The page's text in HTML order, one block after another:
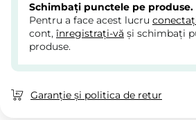
Schimbați punctele pe produse.
Pentru a face acest lucru
cont, înregistrați-vă și schimbați
produse.
Garanție și politica de retur